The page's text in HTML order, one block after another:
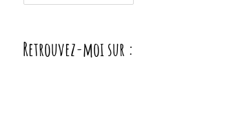
Retrouvez-moi sur :